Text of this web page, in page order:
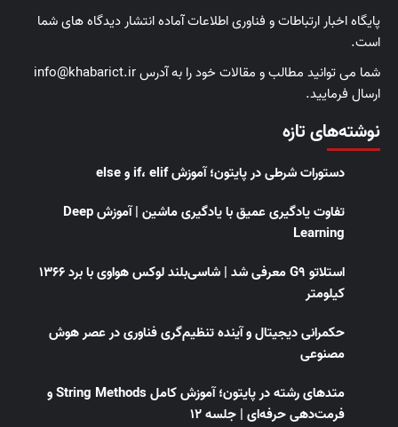
پایگاه اخبار ارتباطات و فناوری اطلاعات آماده انتشار دیدگاه های شما
است.
شما می توانید مطالب و مقالات خود را به آدرس info@khabarict.ir
ارسال فرمایید.
نوشته‌های تازه
دستورات شرطی در پایتون؛ آموزش if، elif و else
تفاوت یادگیری عمیق با یادگیری ماشین | آموزش Deep
Learning
استلاتو G9 معرفی شد | شاسی‌بلند لوکس هواوی با برد ۱۳۶۶
کیلومتر
حکمرانی دیجیتال و آینده تنظیم‌گری فناوری در عصر هوش
مصنوعی
متدهای رشته در پایتون؛ آموزش کامل String Methods و
فرمت‌دهی حرفه‌ای | جلسه ۱۲